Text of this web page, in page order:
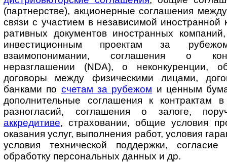
(партнерстве), акционерные соглашения
связи с участием в независимой иностранной
ра­тив­ных документов иностранных
инвестиционным проектам за
взаимопонимании, соглашения о
неразглашении (NDA), о не­кон­ку­рен­ции,
договоры между физическими лицами,
банками по счетам за рубежом и ценным
дополнительные соглашения к контрактам
разногласий, соглашения о залоге,
аккредитиве, страховании, об­щие условия
оказания услуг, выполнения работ, условия
условия технической поддержки,
обработку персональных данных и др.